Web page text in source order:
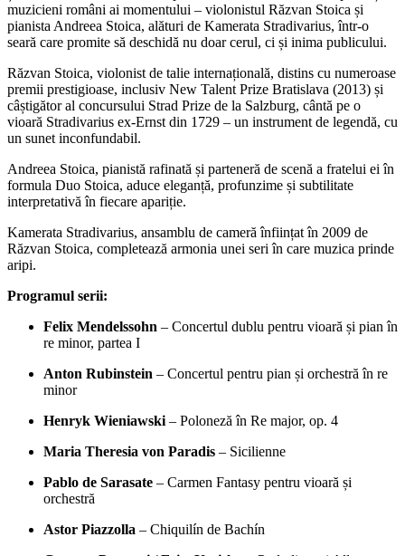
muzicieni români ai momentului – violonistul Răzvan Stoica și
pianista Andreea Stoica, alături de Kamerata Stradivarius, într-o
seară care promite să deschidă nu doar cerul, ci și inima publicului.
Răzvan Stoica, violonist de talie internațională, distins cu numeroase
premii prestigioase, inclusiv New Talent Prize Bratislava (2013) și
câștigător al concursului Strad Prize de la Salzburg, cântă pe o
vioară Stradivarius ex-Ernst din 1729 – un instrument de legendă, cu
un sunet inconfundabil.
Andreea Stoica, pianistă rafinată și parteneră de scenă a fratelui ei în
formula Duo Stoica, aduce eleganță, profunzime și subtilitate
interpretativă în fiecare apariție.
Kamerata Stradivarius, ansamblu de cameră înființat în 2009 de
Răzvan Stoica, completează armonia unei seri în care muzica prinde
aripi.
Programul serii:
Felix Mendelssohn – Concertul dublu pentru vioară și pian în
re minor, partea I
Anton Rubinstein – Concertul pentru pian și orchestră în re
minor
Henryk Wieniawski – Poloneză în Re major, op. 4
Maria Theresia von Paradis – Sicilienne
Pablo de Sarasate – Carmen Fantasy pentru vioară și
orchestră
Astor Piazzolla – Chiquilín de Bachín